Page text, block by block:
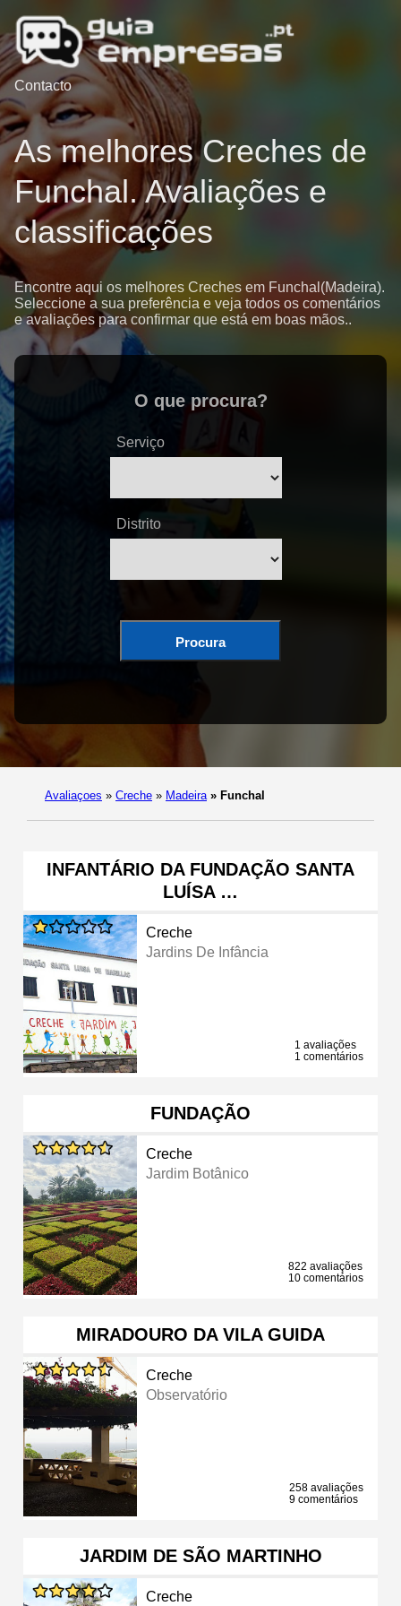
Contacto
As melhores Creches de
Funchal. Avaliações e
classificações
Encontre aqui os melhores Creches em Funchal(Madeira).
Seleccione a sua preferência e veja todos os comentários
e avaliações para confirmar que está em boas mãos..
O que procura?
Serviço
Distrito
Procura
Avaliaçoes » Creche » Madeira » Funchal
INFANTÁRIO DA FUNDAÇÃO SANTA
LUÍSA …
Creche
Jardins De Infância
1 avaliações
1 comentários
FUNDAÇÃO
Creche
Jardim Botânico
822 avaliações
10 comentários
MIRADOURO DA VILA GUIDA
Creche
Observatório
258 avaliações
9 comentários
JARDIM DE SÃO MARTINHO
Creche